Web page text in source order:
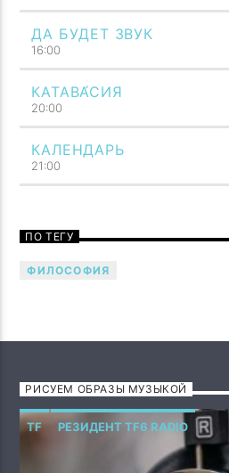
Говори музыкой! Напой
ДА БУДЕТ ЗВУК
16:00
КАТАВА́СИЯ
20:00
КАЛЕНДАРЬ
21:00
ПО ТЕГУ
ФИЛОСОФИЯ
РИСУЕМ ОБРАЗЫ МУЗЫКОЙ
TF РЕЗИДЕНТ TF6 RADIO